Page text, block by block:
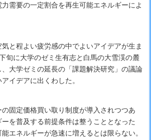
需要の一定割合を再生可能エネルギーによ
と程よい疲労感の中でよいアイデアが生ま
旬に大学のゼミ生有志と白馬の大雪渓の麓
大学ゼミの延長の「課題解決研究」の議論
イデアに出くわした。
固定価格買い取り制度が導入されつつあ
を普及する前提条件は整うこととなった
エネルギーが急速に増えるとは限らない。